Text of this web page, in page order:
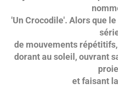
'Un Crocodile'. Alors que
de mouvements
dorant au soleil, ouvrant
et faisant